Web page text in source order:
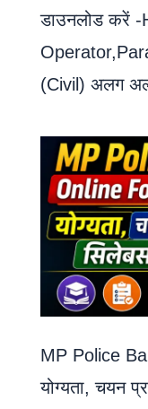
डाउनलोड करें -
(Civil) अलग
MP Police
योग्यता, चयन